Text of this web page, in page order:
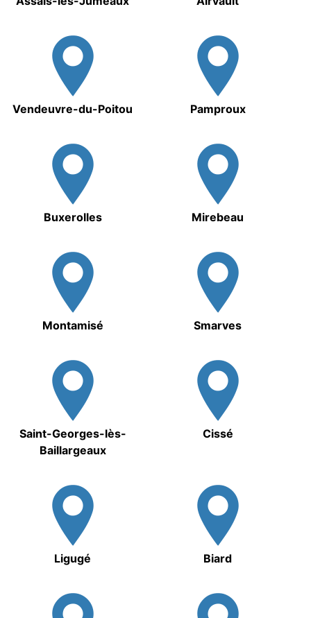
Vendeuvre-du-Poitou Pamproux
Buxerolles Mirebeau
Montamisé Smarves
Saint-Georges-lès-
Baillargeaux
Cissé
Ligugé Biard